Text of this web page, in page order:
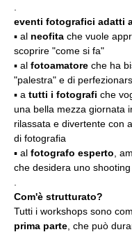
eventi fotografici adatti
▪️ al neofita che vuole
scoprire "come si fa"
▪️ al fotoamatore che ha
"palestra" e di
▪️ a tutti i fotografi che
una bella mezza giornata
rilassata e divertente con
di fotografia
▪️ al fotografo esperto ,
che desidera uno shooting
Com'è strutturato?
Tutti i workshops sono
prima parte , che può